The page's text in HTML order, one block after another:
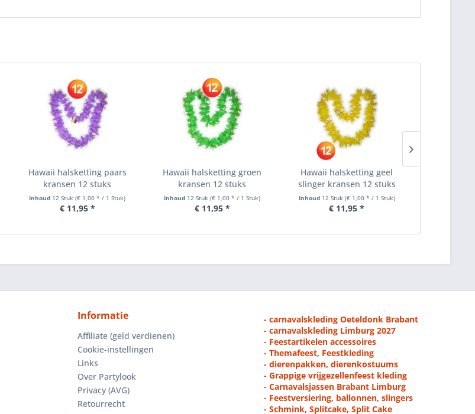
Hawaii halsketting paars
kransen 12 stuks
Inhoud 12 Stuk(€ 1,00 * / 1 Stuk)
€ 11,95 *
Hawaii halsketting groen
kransen 12 stuks
Inhoud 12 Stuk(€ 1,00 * / 1 Stuk)
€ 11,95 *
Hawaii halsketting geel
slinger kransen 12 stuks
Inhoud 12 Stuk (€ 1,00 * / 1 Stuk)
€ 11,95 *
Informatie
Affiliate (geld verdienen)
Cookie-instellingen
Links
Over Partylook
Privacy (AVG)
Retourrecht
- carnavalskleding Oeteldonk Brabant
- carnavalskleding Limburg 2027
- Feestartikelen accessoires
- Themafeest, Feestkleding
- dierenpakken, dierenkostuums
- Grappige vrijgezellenfeest kleding
- Carnavalsjassen Brabant Limburg
- Feestversiering, ballonnen, slingers
- Schmink, Splitcake, Split Cake